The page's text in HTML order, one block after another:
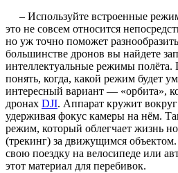
– Используйте встроенные
это не совсем относится
но уж точно поможет
большинстве дронов вы найдете
интеллектуальные режимы полёта.
понять, когда, какой режим будет
интересный вариант — «орбита»,
дронах DJI. Аппарат кружит
удерживая фокус камеры на нём.
режим, который облегчает жизнь
(трекинг) за движущимся
свою поездку на велосипеде или
этот материал для перебивок.